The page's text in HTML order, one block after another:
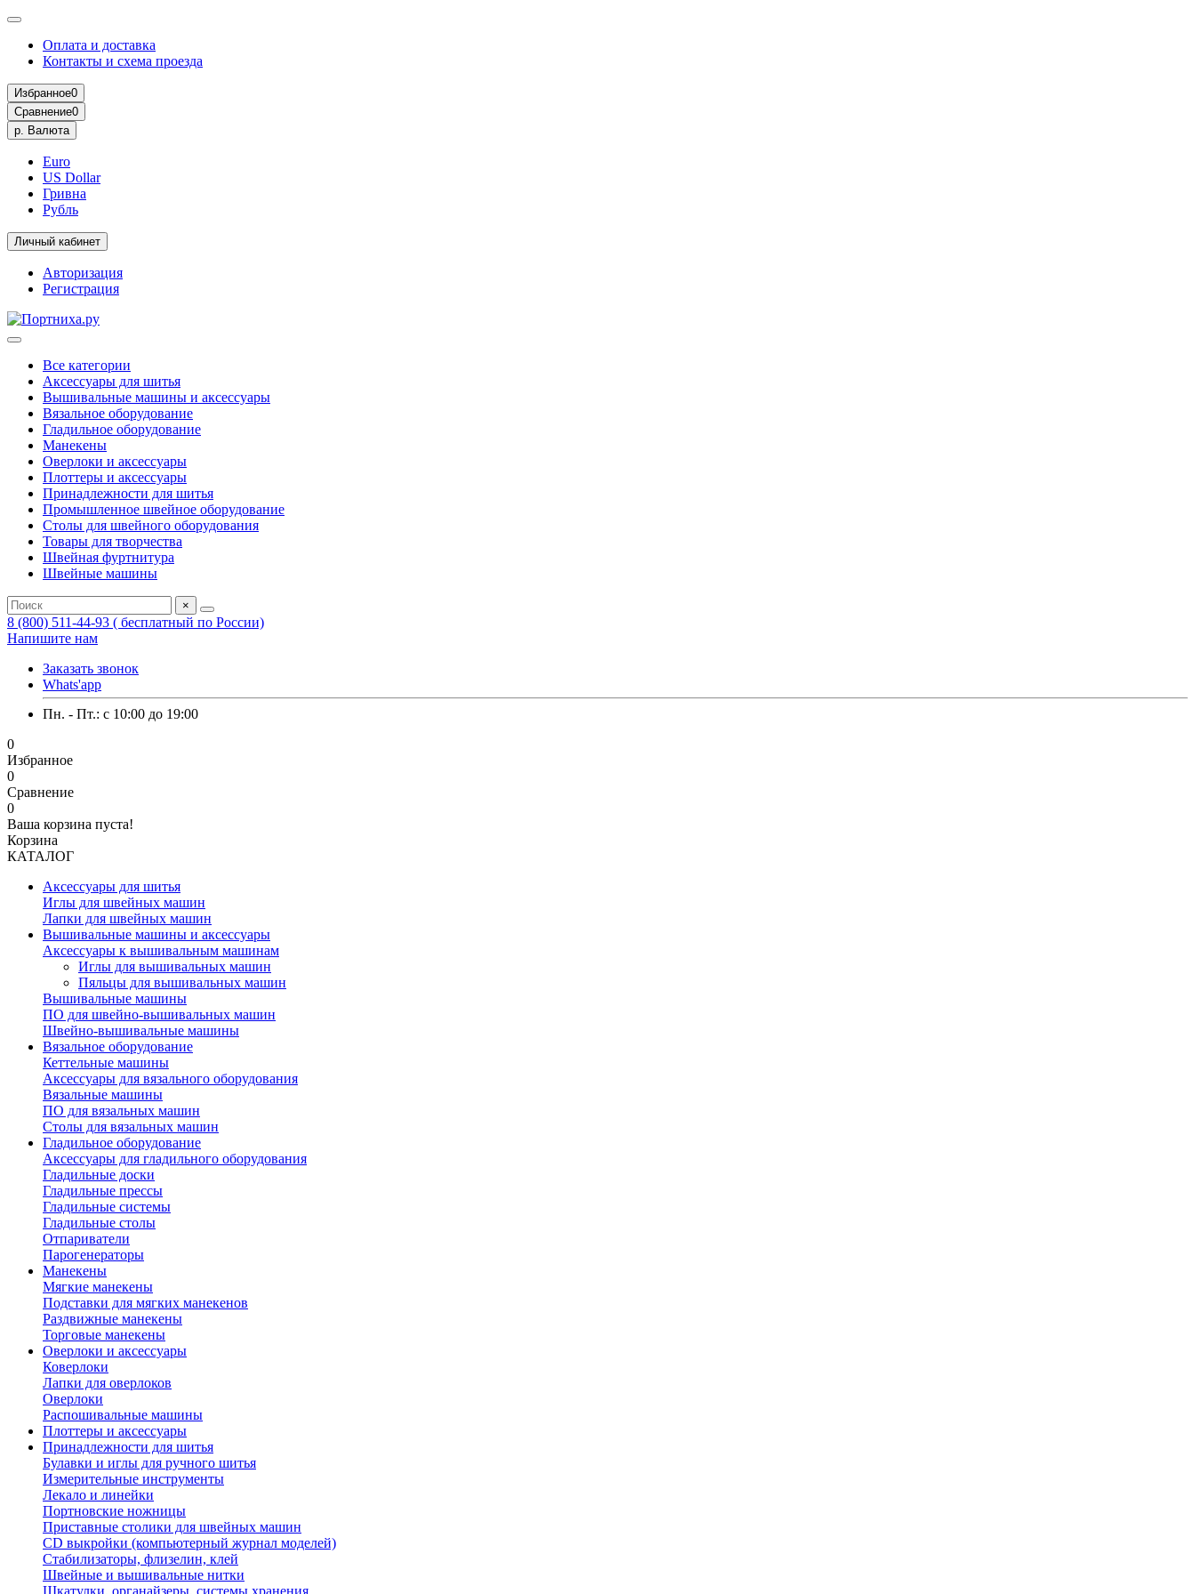
Оплата и доставка
Контакты и схема проезда
Избранное0
Сравнение0
р. Валюта
Euro
US Dollar
Гривна
Рубль
Личный кабинет
Авторизация
Регистрация
Все категории
Аксессуары для шитья
Вышивальные машины и аксессуары
Вязальное оборудование
Гладильное оборудование
Манекены
Оверлоки и аксессуары
Плоттеры и аксессуары
Принадлежности для шитья
Промышленное швейное оборудование
Столы для швейного оборудования
Товары для творчества
Швейная фуртнитура
Швейные машины
×
8 (800) 511-44-93 ( бесплатный по России)
Напишите нам
Заказать звонок
Whats'app
Пн. - Пт.: c 10:00 до 19:00
0
Избранное
0
Сравнение
0
Ваша корзина пуста!
Корзина
КАТАЛОГ
Аксессуары для шитья
Иглы для швейных машин
Лапки для швейных машин
Вышивальные машины и аксессуары
Аксессуары к вышивальным машинам
Иглы для вышивальных машин
Пяльцы для вышивальных машин
Вышивальные машины
ПО для швейно-вышивальных машин
Швейно-вышивальные машины
Вязальное оборудование
Кеттельные машины
Аксессуары для вязального оборудования
Вязальные машины
ПО для вязальных машин
Столы для вязальных машин
Гладильное оборудование
Аксессуары для гладильного оборудования
Гладильные доски
Гладильные прессы
Гладильные системы
Гладильные столы
Отпариватели
Парогенераторы
Манекены
Мягкие манекены
Подставки для мягких манекенов
Раздвижные манекены
Торговые манекены
Оверлоки и аксессуары
Коверлоки
Лапки для оверлоков
Оверлоки
Распошивальные машины
Плоттеры и аксессуары
Принадлежности для шитья
Булавки и иглы для ручного шитья
Измерительные инструменты
Лекало и линейки
Портновские ножницы
Приставные столики для швейных машин
СD выкройки (компьютерный журнал моделей)
Стабилизаторы, флизелин, клей
Швейные и вышивальные нитки
Шкатулки, органайзеры, системы хранения